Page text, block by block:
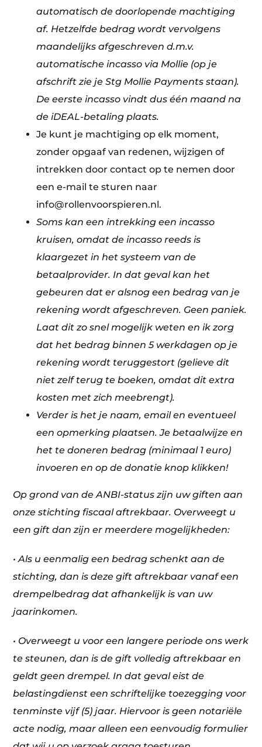
automatisch de doorlopende machtiging
af. Hetzelfde bedrag wordt vervolgens
maandelijks afgeschreven d.m.v.
automatische incasso via Mollie (op je
afschrift zie je Stg Mollie Payments staan).
De eerste incasso vindt dus één maand na
de iDEAL-betaling plaats.
Je kunt je machtiging op elk moment,
zonder opgaaf van redenen, wijzigen of
intrekken door contact op te nemen door
een e-mail te sturen naar
info@rollenvoorspieren.nl.
Soms kan een intrekking een incasso
kruisen, omdat de incasso reeds is
klaargezet in het systeem van de
betaalprovider. In dat geval kan het
gebeuren dat er alsnog een bedrag van je
rekening wordt afgeschreven. Geen paniek.
Laat dit zo snel mogelijk weten en ik zorg
dat het bedrag binnen 5 werkdagen op je
rekening wordt teruggestort (gelieve dit
niet zelf terug te boeken, omdat dit extra
kosten met zich meebrengt).
Verder is het je naam, email en eventueel
een opmerking plaatsen. Je betaalwijze en
het te doneren bedrag (minimaal 1 euro)
invoeren en op de donatie knop klikken!
Op grond van de ANBI-status zijn uw giften aan
onze stichting fiscaal aftrekbaar. Overweegt u
een gift dan zijn er meerdere mogelijkheden:
• Als u eenmalig een bedrag schenkt aan de
stichting, dan is deze gift aftrekbaar vanaf een
drempelbedrag dat afhankelijk is van uw
jaarinkomen.
• Overweegt u voor een langere periode ons werk
te steunen, dan is de gift volledig aftrekbaar en
geldt geen drempel. In dat geval eist de
belastingdienst een schriftelijke toezegging voor
tenminste vijf (5) jaar. Hiervoor is geen notariële
acte nodig, maar alleen een eenvoudig formulier